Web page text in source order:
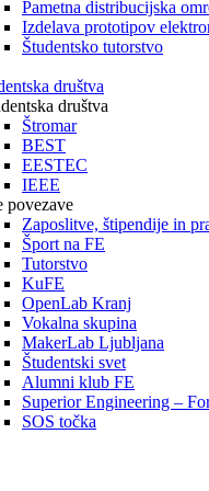
Pametna distribucijska
Izdelava prototipov
Študentsko tutorstvo
društva
društva
Štromar
BEST
EESTEC
IEEE
povezave
Zaposlitve, štipendije in
Šport na FE
Tutorstvo
KuFE
OpenLab Kranj
Vokalna skupina
MakerLab Ljubljana
Študentski svet
Alumni klub FE
Superior Engineering –
SOS točka